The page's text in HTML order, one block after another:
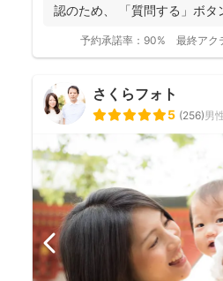
認のため、 「質問する」ボタ
予約承諾率： 90% 最終アク
さくらフォト
5 (256)男